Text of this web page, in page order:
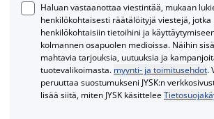
Haluan vastaanottaa viestintää, mukaan
henkilökohtaisesti räätälöityjä viestejä,
henkilökohtaisiin tietoihini ja
kolmannen osapuolen medioissa. Näihin
mahtavia tarjouksia, uutuuksia ja
tuotevalikoimasta. myynti- ja toimitusehdot.
peruuttaa suostumukseni JYSK:n
lisää siitä, miten JYSK käsittelee